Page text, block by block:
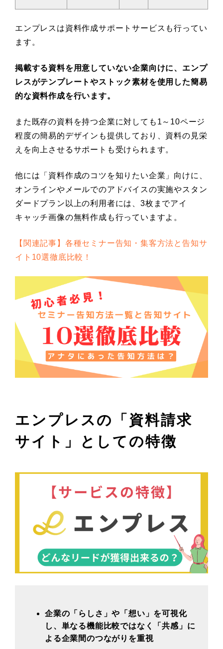
エンプレスは資料作成サポートサービスも行ってい
ます。
掲載する資料を用意していない企業向けに、エンプ
レスがテンプレートやストック素材を使用した簡易
的な資料作成を行います。
また既存の資料を持つ企業に対しても1～10ページ
程度の簡易的デザインも提供しており、資料の見栄
えを向上させるサポートも受けられます。
他には「資料作成のコツを知りたい企業」向けに、
オンラインやメールでのアドバイスの実施やスタン
ダードプラン以上の利用者には、3枚までアイ
キャッチ画像の無料作成も行っていますよ。
【関連記事】各種セミナー告知・集客方法と告知サ
イト10選徹底比較！
エンプレスの「 資料請求
サイト 」としての特徴
企業の「らしさ」や「想い」を可視化
し、単なる機能比較ではなく「共感」に
よる企業間のつながりを重視